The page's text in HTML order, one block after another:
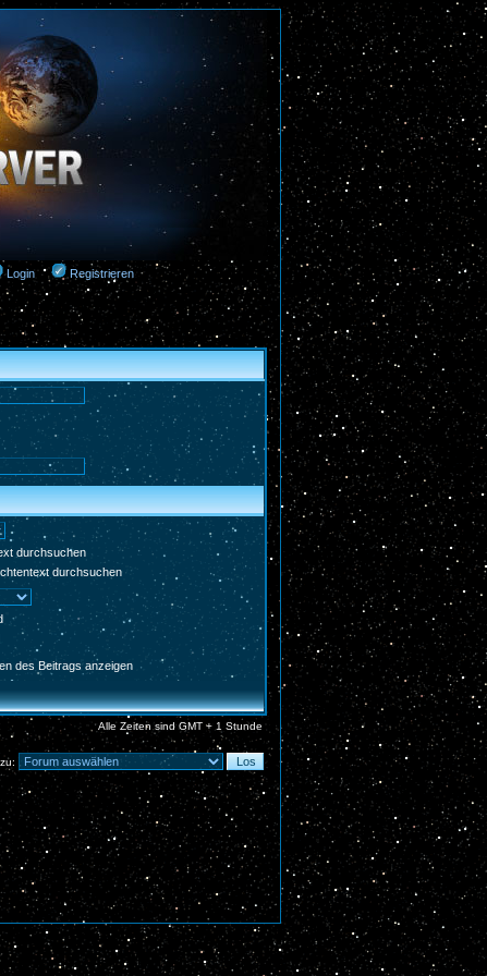
Login
Registrieren
durchsuchen
durchsuchen
des Beitrags anzeigen
Alle Zeiten sind GMT + 1 Stunde